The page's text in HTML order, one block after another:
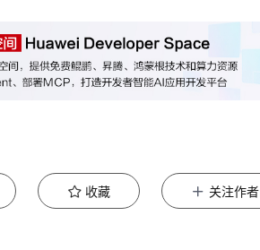
收藏 关注作者